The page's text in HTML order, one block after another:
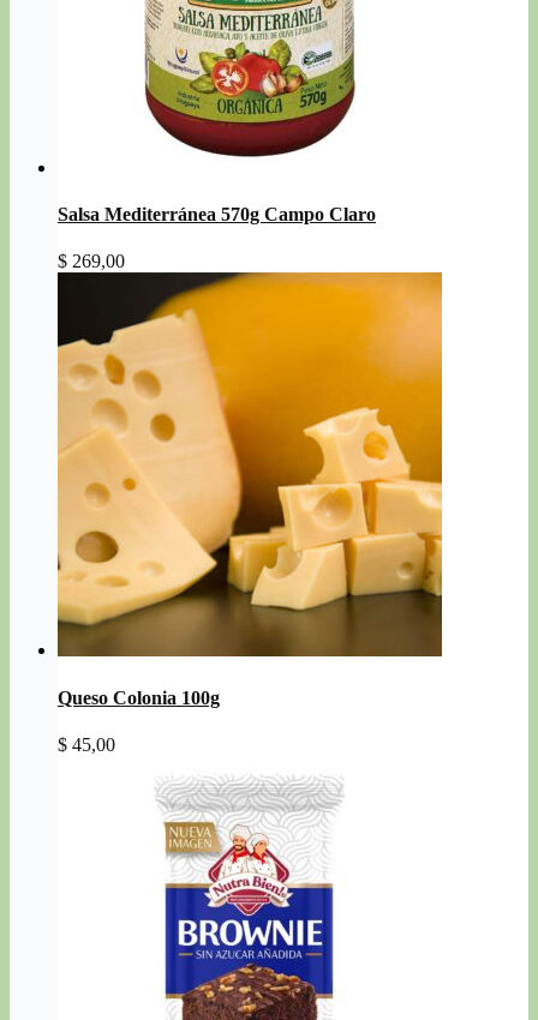
Salsa Mediterránea 570g Campo Claro
$ 269,00
Queso Colonia 100g
$ 45,00